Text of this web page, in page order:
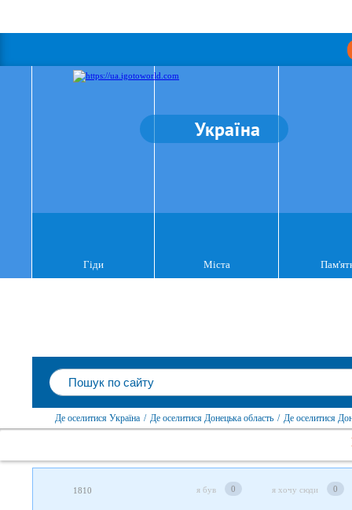
Україна
Гіди Міста
Де оселитися Україна / Де оселитися Донецька область / Де оселитися
1810 я був 0 я хочу сюди 0